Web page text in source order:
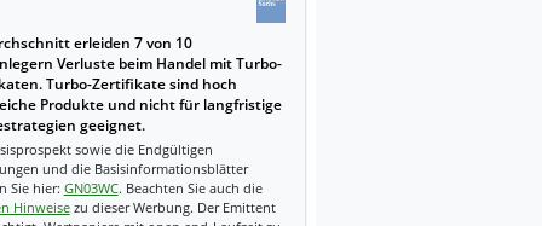
erleiden 7 von 10
Verluste beim Handel mit Turbo-
Turbo-Zertifikate sind hoch
Produkte und nicht für langfristige
geeignet.
sowie die Endgültigen
und die Basisinformationsblätter
Sie hier: GN03WC. Beachten Sie auch die
Hinweisezu dieser Werbung. Der Emittent